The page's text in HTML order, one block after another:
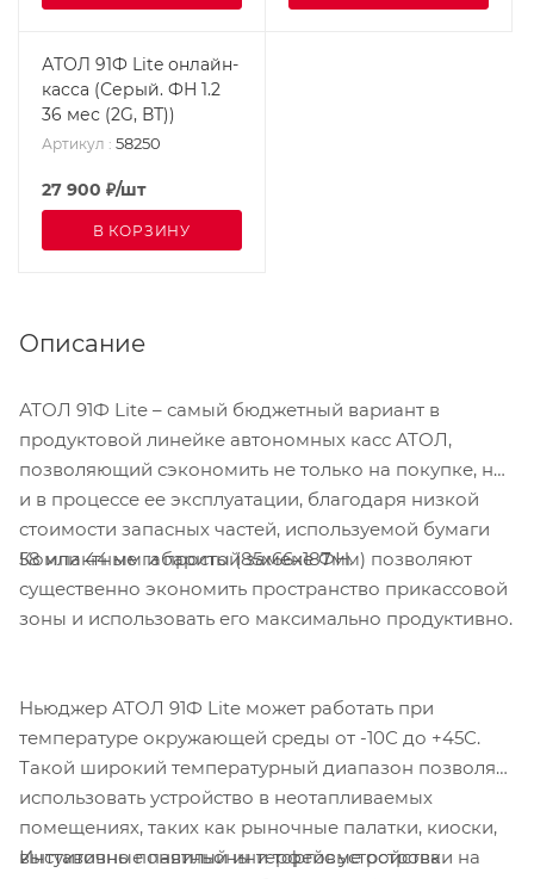
АТОЛ 91Ф Lite онлайн-
касса (Серый. ФН 1.2
36 мес (2G, ВТ))
Артикул : 58250
27 900 ₽/шт
В КОРЗИНУ
Описание
АТОЛ 91Ф Lite – самый бюджетный вариант в
продуктовой линейке автономных касс АТОЛ,
позволяющий сэкономить не только на покупке, но
и в процессе ее эксплуатации, благодаря низкой
стоимости запасных частей, используемой бумаги
58 или 44 мм и простой замене ФН.
Компактные габариты (85х66х187мм) позволяют
существенно экономить пространство прикассовой
зоны и использовать его максимально продуктивно.
Ньюджер АТОЛ 91Ф Lite может работать при
температуре окружающей среды от -10С до +45С.
Такой широкий температурный диапазон позволяет
использовать устройство в неотапливаемых
помещениях, таких как рыночные палатки, киоски,
выставочные павильоны и торговые островки на
Интуитивно понятный интерфейс устройства